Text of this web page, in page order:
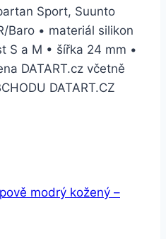
Sport, Suunto
Baro • materiál silikon
S a M • šířka 24 mm •
DATART.cz včetně
DATART.CZ